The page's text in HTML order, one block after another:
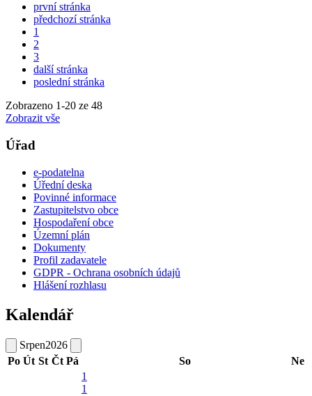
první stránka
předchozí stránka
1
2
3
další stránka
poslední stránka
Zobrazeno 1-20 ze 48
Zobrazit vše
Úřad
e-podatelna
Úřední deska
Povinné informace
Zastupitelstvo obce
Hospodaření obce
Územní plán
Dokumenty
Profil zadavatele
GDPR - Ochrana osobních údajů
Hlášení rozhlasu
Kalendář
Srpen2026
Po Út St Čt Pá So Ne
1
1